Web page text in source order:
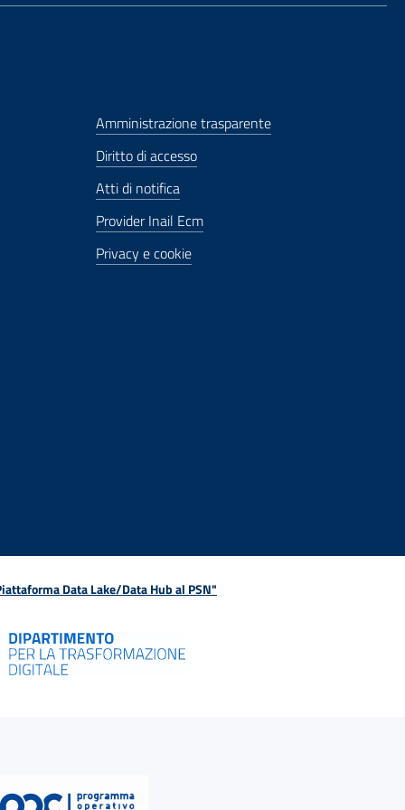
Amministrazione trasparente
Diritto di accesso
Atti di notifica
Provider Inail Ecm
Privacy e cookie
Data Lake/Data Hub al PSN"